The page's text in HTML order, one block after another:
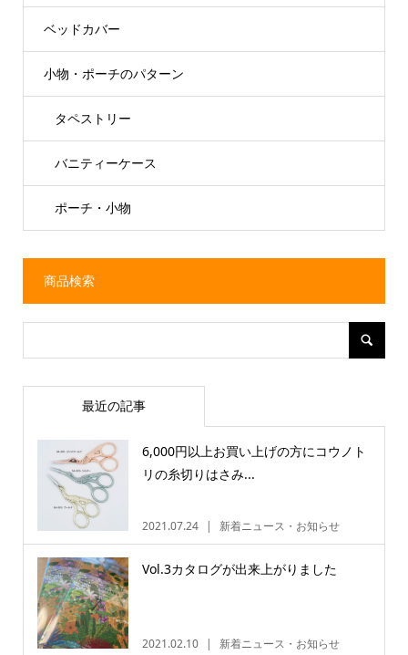
ベッドカバー
小物・ポーチのパターン
タペストリー
バニティーケース
ポーチ・小物
商品検索
最近の記事
6,000円以上お買い上げの方にコウノト
リの糸切りはさみ...
2021.07.24 新着ニュース・お知らせ
Vol.3カタログが出来上がりました
2021.02.10 新着ニュース・お知らせ